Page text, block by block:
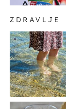
ZDRAVLJE